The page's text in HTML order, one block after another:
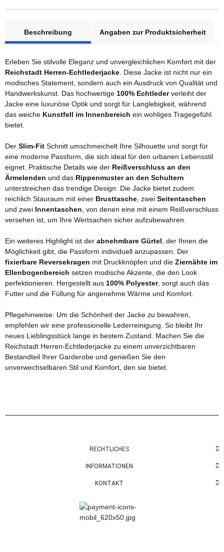
Beschreibung
Angaben zur Produktsicherheit
Erleben Sie stilvolle Eleganz und unvergleichlichen Komfort mit der
Reichstadt Herren-Echtlederjacke . Diese Jacke ist nicht nur ein
modisches Statement, sondern auch ein Ausdruck von Qualität und
Handwerkskunst. Das hochwertige 100% Echtlederverleiht der
Jacke eine luxuriöse Optik und sorgt für Langlebigkeit, während
das weiche Kunstfell im Innenbereich ein wohliges Tragegefühl
bietet.
Der Slim-Fit Schnitt umschmeichelt Ihre Silhouette und sorgt für
eine moderne Passform, die sich ideal für den urbanen Lebensstil
eignet. Praktische Details wie der Reißverschluss an den
Ärmelenden und das Rippenmuster an den Schultern
unterstreichen das trendige Design. Die Jacke bietet zudem
reichlich Stauraum mit einer Brusttasche , zwei Seitentaschen
und zwei Innentaschen , von denen eine mit einem Reißverschluss
versehen ist, um Ihre Wertsachen sicher aufzubewahren.
Ein weiteres Highlight ist der abnehmbare Gürtel , der Ihnen die
Möglichkeit gibt, die Passform individuell anzupassen. Der
fixierbare Reversekragen mit Druckknöpfen und die Ziernähte im
Ellenbogenbereich setzen modische Akzente, die den Look
perfektionieren. Hergestellt aus 100% Polyester, sorgt auch das
Futter und die Füllung für angenehme Wärme und Komfort.
Pflegehinweise: Um die Schönheit der Jacke zu bewahren,
empfehlen wir eine professionelle Lederreinigung. So bleibt Ihr
neues Lieblingsstück lange in bestem Zustand. Machen Sie die
Reichstadt Herren-Echtlederjacke zu einem unverzichtbaren
Bestandteil Ihrer Garderobe und genießen Sie den
unverwechselbaren Stil und Komfort, den sie bietet.
RECHTLICHES
INFORMATIONEN
KONTAKT